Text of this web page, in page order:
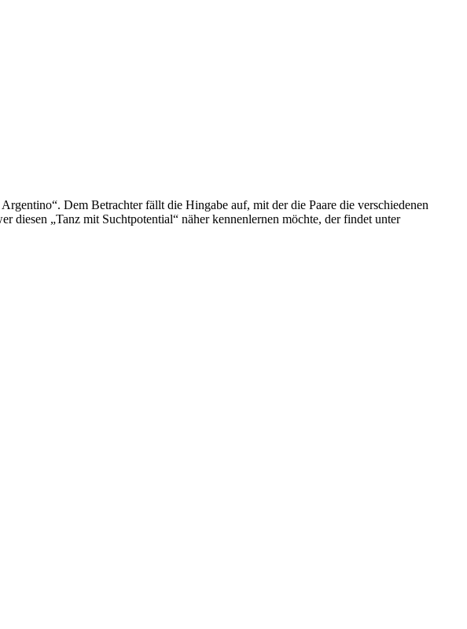
Dem Betrachter fällt die Hingabe auf, mit der die Paare die verschiedenen
„Tanz mit Suchtpotential“ näher kennenlernen möchte, der findet unter